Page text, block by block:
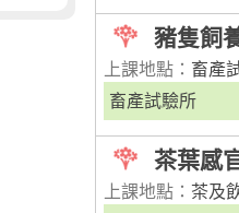
豬隻飼
上課地點： 畜產
畜產試驗所
茶葉感
上課地點： 茶及